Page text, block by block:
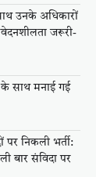
उनके अधिकारों
जरूरी-
के साथ मनाई गई
पर निकली भर्ती:
बार संविदा पर